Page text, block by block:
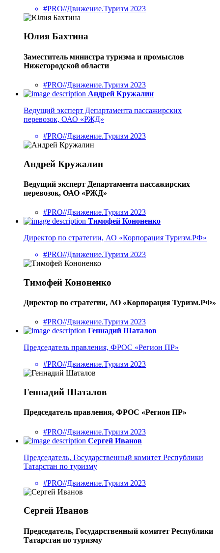
#PRO//Движение.Туризм 2023
Юлия Бахтина
Заместитель министра туризма и промыслов
Нижегородской области
#PRO//Движение.Туризм 2023
Андрей Кружалин
Ведущий эксперт Департамента пассажирских
перевозок, ОАО «РЖД»
#PRO//Движение.Туризм 2023
Андрей Кружалин
Ведущий эксперт Департамента пассажирских
перевозок, ОАО «РЖД»
#PRO//Движение.Туризм 2023
Тимофей Кононенко
Директор по стратегии, АО «Корпорация Туризм.РФ»
#PRO//Движение.Туризм 2023
Тимофей Кононенко
Директор по стратегии, АО «Корпорация Туризм.РФ»
#PRO//Движение.Туризм 2023
Геннадий Шаталов
Председатель правления, ФРОС «Регион ПР»
#PRO//Движение.Туризм 2023
Геннадий Шаталов
Председатель правления, ФРОС «Регион ПР»
#PRO//Движение.Туризм 2023
Сергей Иванов
Председатель, Государственный комитет Республики
Татарстан по туризму
#PRO//Движение.Туризм 2023
Сергей Иванов
Председатель, Государственный комитет Республики
Татарстан по туризму